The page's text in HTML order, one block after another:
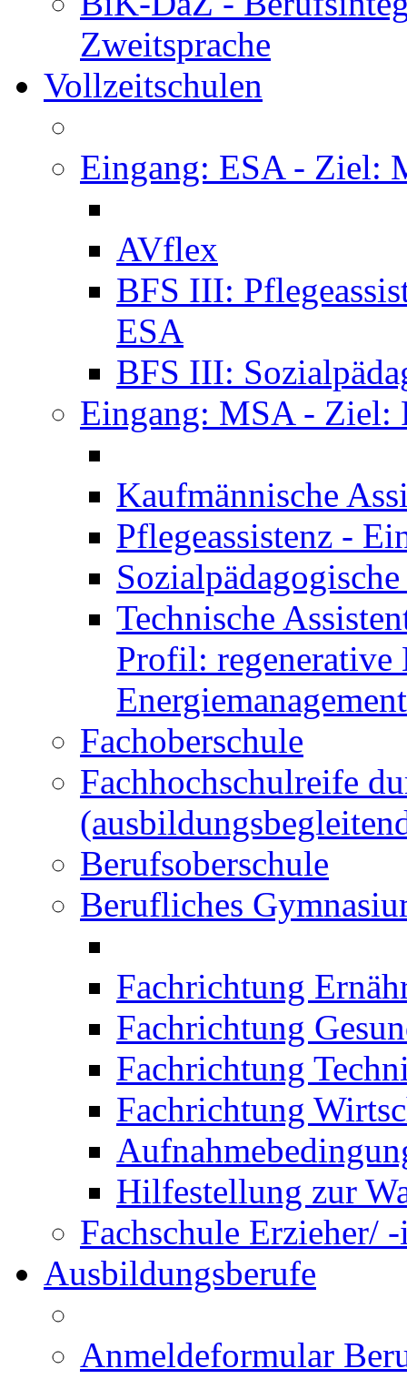
Zweitsprache
Vollzeitschulen
Eingang: ESA - Ziel:
AVflex
BFS III:
ESA
BFS III:
Eingang: MSA - Ziel:
Kaufmännische
Pflegeassistenz -
Technische
Profil: regenerative
Energiemanagement
Fachoberschule
Fachhochschulreife
Berufsoberschule
Berufliches
Fachrichtung
Fachrichtung
Fachrichtung
Fachrichtung
Hilfestellung zur
Fachschule Erzieher/
Ausbildungsberufe
Anmeldeformular